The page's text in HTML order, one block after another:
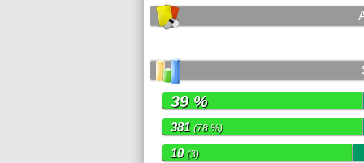
39 %
381 (78 %)
10(3)